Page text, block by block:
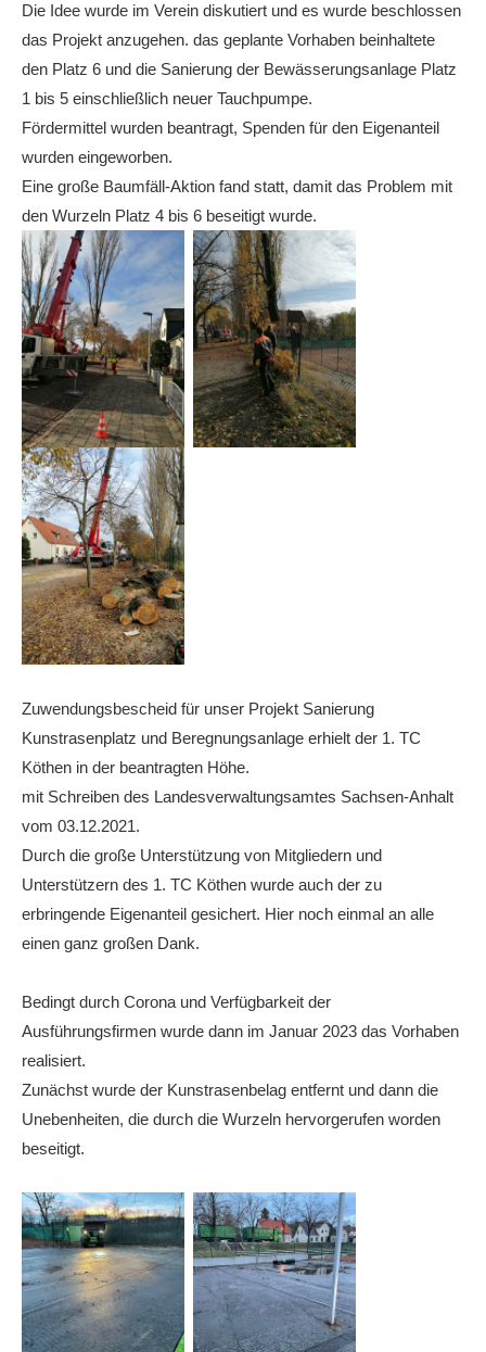
Die Idee wurde im Verein diskutiert und es wurde beschlossen
das Projekt anzugehen. das geplante Vorhaben beinhaltete
den Platz 6 und die Sanierung der Bewässerungsanlage Platz
1 bis 5 einschließlich neuer Tauchpumpe.
Fördermittel wurden beantragt, Spenden für den Eigenanteil
wurden eingeworben.
Eine große Baumfäll-Aktion fand statt, damit das Problem mit
den Wurzeln Platz 4 bis 6 beseitigt wurde.
Zuwendungsbescheid für unser Projekt Sanierung
Kunstrasenplatz und Beregnungsanlage erhielt der 1. TC
Köthen in der beantragten Höhe.
mit Schreiben des Landesverwaltungsamtes Sachsen-Anhalt
vom 03.12.2021.
Durch die große Unterstützung von Mitgliedern und
Unterstützern des 1. TC Köthen wurde auch der zu
erbringende Eigenanteil gesichert. Hier noch einmal an alle
einen ganz großen Dank.
Bedingt durch Corona und Verfügbarkeit der
Ausführungsfirmen wurde dann im Januar 2023 das Vorhaben
realisiert.
Zunächst wurde der Kunstrasenbelag entfernt und dann die
Unebenheiten, die durch die Wurzeln hervorgerufen worden
beseitigt.